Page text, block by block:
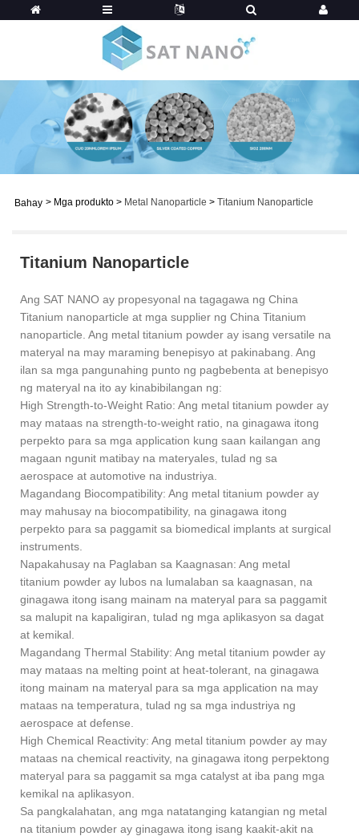
Bahay > Mga produkto > Metal Nanoparticle > Titanium Nanoparticle
Titanium Nanoparticle
Ang SAT NANO ay propesyonal na tagagawa ng China
Titanium nanoparticle at mga supplier ng China Titanium
nanoparticle. Ang metal titanium powder ay isang versatile na
materyal na may maraming benepisyo at pakinabang. Ang
ilan sa mga pangunahing punto ng pagbebenta at benepisyo
ng materyal na ito ay kinabibilangan ng:
High Strength-to-Weight Ratio: Ang metal titanium powder ay
may mataas na strength-to-weight ratio, na ginagawa itong
perpekto para sa mga application kung saan kailangan ang
magaan ngunit matibay na materyales, tulad ng sa
aerospace at automotive na industriya.
Magandang Biocompatibility: Ang metal titanium powder ay
may mahusay na biocompatibility, na ginagawa itong
perpekto para sa paggamit sa biomedical implants at surgical
instruments.
Napakahusay na Paglaban sa Kaagnasan: Ang metal
titanium powder ay lubos na lumalaban sa kaagnasan, na
ginagawa itong isang mainam na materyal para sa paggamit
sa malupit na kapaligiran, tulad ng mga aplikasyon sa dagat
at kemikal.
Magandang Thermal Stability: Ang metal titanium powder ay
may mataas na melting point at heat-tolerant, na ginagawa
itong mainam na materyal para sa mga application na may
mataas na temperatura, tulad ng sa mga industriya ng
aerospace at defense.
High Chemical Reactivity: Ang metal titanium powder ay may
mataas na chemical reactivity, na ginagawa itong perpektong
materyal para sa paggamit sa mga catalyst at iba pang mga
kemikal na aplikasyon.
Sa pangkalahatan, ang mga natatanging katangian ng metal
na titanium powder ay ginagawa itong isang kaakit-akit na